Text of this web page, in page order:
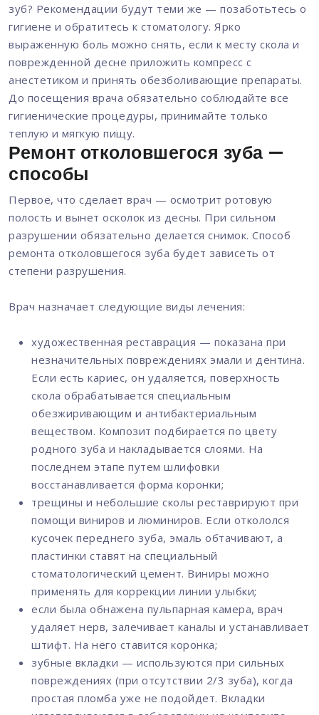
зуб? Рекомендации будут теми же — позаботьтесь о
гигиене и обратитесь к стоматологу. Ярко
выраженную боль можно снять, если к месту скола и
поврежденной десне приложить компресс с
анестетиком и принять обезболивающие препараты.
До посещения врача обязательно соблюдайте все
гигиенические процедуры, принимайте только
теплую и мягкую пищу.
Ремонт отколовшегося зуба —
способы
Первое, что сделает врач — осмотрит ротовую
полость и вынет осколок из десны. При сильном
разрушении обязательно делается снимок. Способ
ремонта отколовшегося зуба будет зависеть от
степени разрушения.
Врач назначает следующие виды лечения:
художественная реставрация — показана при
незначительных повреждениях эмали и дентина.
Если есть кариес, он удаляется, поверхность
скола обрабатывается специальным
обезжиривающим и антибактериальным
веществом. Композит подбирается по цвету
родного зуба и накладывается слоями. На
последнем этапе путем шлифовки
восстанавливается форма коронки;
трещины и небольшие сколы реставрируют при
помощи виниров и люминиров. Если откололся
кусочек переднего зуба, эмаль обтачивают, а
пластинки ставят на специальный
стоматологический цемент. Виниры можно
применять для коррекции линии улыбки;
если была обнажена пульпарная камера, врач
удаляет нерв, залечивает каналы и устанавливает
штифт. На него ставится коронка;
зубные вкладки — используются при сильных
повреждениях (при отсутствии 2/3 зуба), когда
простая пломба уже не подойдет. Вкладки